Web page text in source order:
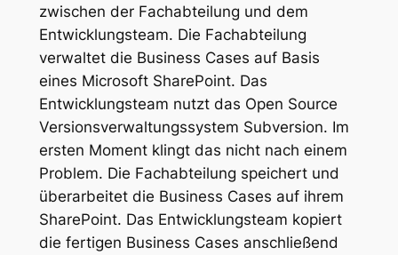
zwischen der Fachabteilung und dem
Entwicklungsteam. Die Fachabteilung
verwaltet die Business Cases auf Basis
eines Microsoft SharePoint. Das
Entwicklungsteam nutzt das Open Source
Versionsverwaltungssystem Subversion. Im
ersten Moment klingt das nicht nach einem
Problem. Die Fachabteilung speichert und
überarbeitet die Business Cases auf ihrem
SharePoint. Das Entwicklungsteam kopiert
die fertigen Business Cases anschließend